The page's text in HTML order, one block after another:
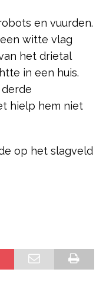
en vuurden.
witte vlag
het drietal
in een huis.
hielp hem niet
op het slagveld